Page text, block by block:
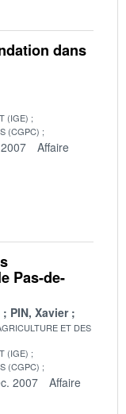
dans
(IGE)
(CGPC)
Affaire
Pas-de-
PIN, Xavier
ET DES
(IGE)
(CGPC)
2007
Affaire